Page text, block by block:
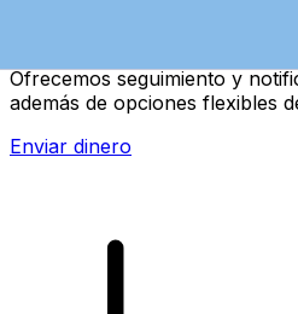
Ofrecemos seguimiento y
además de opciones flexibles
Enviar dinero